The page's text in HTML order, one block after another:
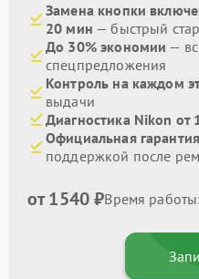
Замена кнопки
20 мин — быстрый
До 30% экономии —
спецпредложения
Контроль на каждом
выдачи
Диагностика Nikon от
Официальная
поддержкой после
от 1540 ₽Время